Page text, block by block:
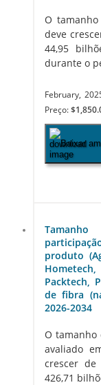
O
deve
44,95
durante o
February,
Preço:
Baixar
produto
Packtech,
de fibra
2026-2034
O tamanho
avaliado
crescer de
426,71